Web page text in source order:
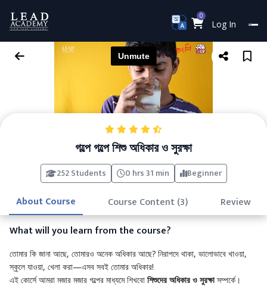
0
Log In
গল্পে গল্পে শিশু অধিকার ও সুরক্ষা
252 Students 0 hrs 31 min Beginner
About Course Course Content (3)
Review
What will you learn from the course?
তোমার কি জানা আছে, তোমারও অনেক অধিকার আছে? নিরাপদে থাকা, ভালোভাবে খাওয়া,
স্কুলে যাওয়া, খেলা করা—এসব সবই তোমার অধিকার!
এই কোর্সে আমরা মজার মজার গল্পের মাধ্যমে শিখবো শিশুদের অধিকার ও সুরক্ষাসম্পর্কে।